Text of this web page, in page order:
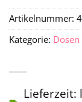
Lieferzeit:
Artikelnummer:
Kategorie: Dosen